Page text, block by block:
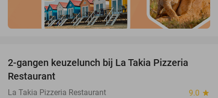
2-gangen keuzelunch bij La Takia Pizzeria
Restaurant
La Takia Pizzeria Restaurant 9.0 star